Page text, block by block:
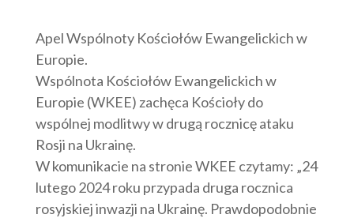
Apel Wspólnoty Kościołów Ewangelickich w
Europie.
Wspólnota Kościołów Ewangelickich w
Europie (WKEE) zachęca Kościoły do
wspólnej modlitwy w drugą rocznicę ataku
Rosji na Ukrainę.
W komunikacie na stronie WKEE czytamy: „24
lutego 2024 roku przypada druga rocznica
rosyjskiej inwazji na Ukrainę. Prawdopodobnie